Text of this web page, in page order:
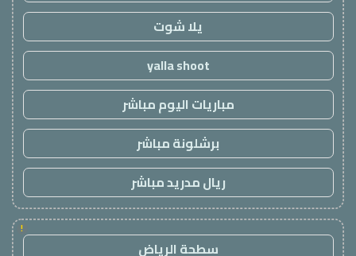
يلا شوت
yalla shoot
مباريات اليوم مباشر
برشلونة مباشر
ريال مدريد مباشر
!
سطحة الرياض